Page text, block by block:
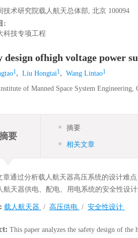
技术研究院载人航天总体部, 北京 100094
:
科技专项工程
design ofhigh voltage power
1, Liu Hongtai1, Wang Lintao1
of Manned Space System
要
摘要
相关文章
章通过分析载人航天器高压系统的设计难
航天器供电、配电、用电系统的安全性设
载人航天器 / 高压供电 / 安全性设计
This paper analyzes the safety design of